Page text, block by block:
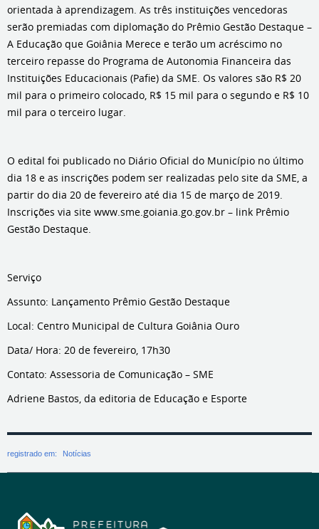
orientada à aprendizagem. As três instituições vencedoras
serão premiadas com diplomação do Prêmio Gestão Destaque –
A Educação que Goiânia Merece e terão um acréscimo no
terceiro repasse do Programa de Autonomia Financeira das
Instituições Educacionais (Pafie) da SME. Os valores são R$ 20
mil para o primeiro colocado, R$ 15 mil para o segundo e R$ 10
mil para o terceiro lugar.
O edital foi publicado no Diário Oficial do Município no último
dia 18 e as inscrições podem ser realizadas pelo site da SME, a
partir do dia 20 de fevereiro até dia 15 de março de 2019.
Inscrições via site www.sme.goiania.go.gov.br – link Prêmio
Gestão Destaque.
Serviço
Assunto: Lançamento Prêmio Gestão Destaque
Local: Centro Municipal de Cultura Goiânia Ouro
Data/ Hora: 20 de fevereiro, 17h30
Contato: Assessoria de Comunicação – SME
Adriene Bastos, da editoria de Educação e Esporte
registrado em: Notícias